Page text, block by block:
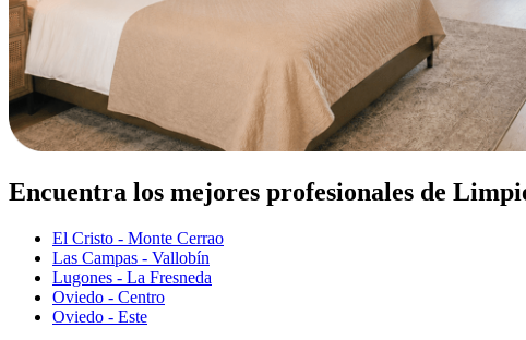
Encuentra los mejores profesionales de
El Cristo - Monte Cerrao
Las Campas - Vallobín
Lugones - La Fresneda
Oviedo - Centro
Oviedo - Este